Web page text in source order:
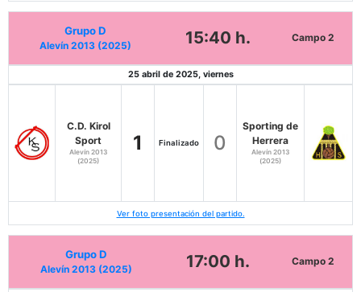
Grupo D
Alevín 2013 (2025) 15:40 h. Campo 2
25 abril de 2025, viernes
C.D. Kirol
Sport
Alevín 2013
(2025)
1 Finalizado 0
Sporting de
Herrera
Alevín 2013
(2025)
Ver foto presentación del partido.
Grupo D
Alevín 2013 (2025) 17:00 h. Campo 2